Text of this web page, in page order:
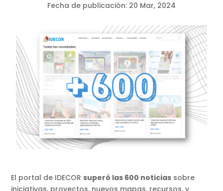
Fecha de publicación: 20 Mar, 2024
El portal de IDECOR superó las 600 noticias sobre
iniciativas, proyectos, nuevos mapas, recursos, y